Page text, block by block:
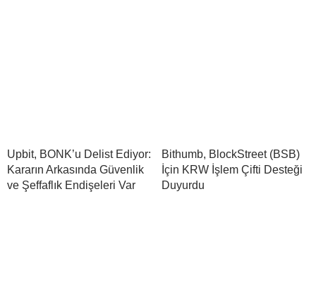
Upbit, BONK’u Delist Ediyor:
Kararın Arkasında Güvenlik
ve Şeffaflık Endişeleri Var
Bithumb, BlockStreet (BSB)
İçin KRW İşlem Çifti Desteği
Duyurdu